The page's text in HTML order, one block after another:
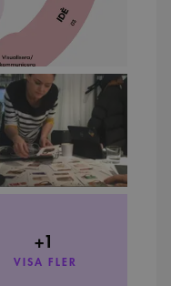
+1
VISA FLER